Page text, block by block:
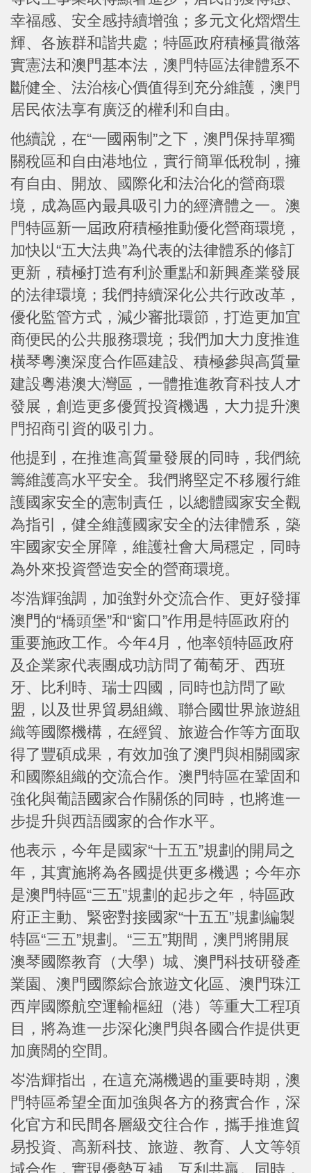
幸福感、安全感持續增強；多元文化熠熠生
輝、各族群和諧共處；特區政府積極貫徹落
實憲法和澳門基本法，澳門特區法律體系不
斷健全、法治核心價值得到充分維護，澳門
居民依法享有廣泛的權利和自由。
他續說，在“一國兩制”之下，澳門保持單獨
關稅區和自由港地位，實行簡單低稅制，擁
有自由、開放、國際化和法治化的營商環
境，成為區內最具吸引力的經濟體之一。澳
門特區新一屆政府積極推動優化營商環境，
加快以“五大法典”為代表的法律體系的修訂
更新，積極打造有利於重點和新興產業發展
的法律環境；我們持續深化公共行政改革，
優化監管方式，減少審批環節，打造更加宜
商便民的公共服務環境；我們加大力度推進
橫琴粵澳深度合作區建設、積極參與高質量
建設粵港澳大灣區，一體推進教育科技人才
發展，創造更多優質投資機遇，大力提升澳
門招商引資的吸引力。
他提到，在推進高質量發展的同時，我們統
籌維護高水平安全。我們將堅定不移履行維
護國家安全的憲制責任，以總體國家安全觀
為指引，健全維護國家安全的法律體系，築
牢國家安全屏障，維護社會大局穩定，同時
為外來投資營造安全的營商環境。
岑浩輝強調，加強對外交流合作、更好發揮
澳門的“橋頭堡”和“窗口”作用是特區政府的
重要施政工作。今年4月，他率領特區政府
及企業家代表團成功訪問了葡萄牙、西班
牙、比利時、瑞士四國，同時也訪問了歐
盟，以及世界貿易組織、聯合國世界旅遊組
織等國際機構，在經貿、旅遊合作等方面取
得了豐碩成果，有效加強了澳門與相關國家
和國際組織的交流合作。澳門特區在鞏固和
強化與葡語國家合作關係的同時，也將進一
步提升與西語國家的合作水平。
他表示，今年是國家“十五五”規劃的開局之
年，其實施將為各國提供更多機遇；今年亦
是澳門特區“三五”規劃的起步之年，特區政
府正主動、緊密對接國家“十五五”規劃編製
特區“三五”規劃。“三五”期間，澳門將開展
澳琴國際教育（大學）城、澳門科技研發產
業園、澳門國際綜合旅遊文化區、澳門珠江
西岸國際航空運輸樞紐（港）等重大工程項
目，將為進一步深化澳門與各國合作提供更
加廣闊的空間。
岑浩輝指出，在這充滿機遇的重要時期，澳
門特區希望全面加強與各方的務實合作，深
化官方和民間各層級交往合作，攜手推進貿
易投資、高新科技、旅遊、教育、人文等領
域合作，實現優勢互補、互利共贏。同時，